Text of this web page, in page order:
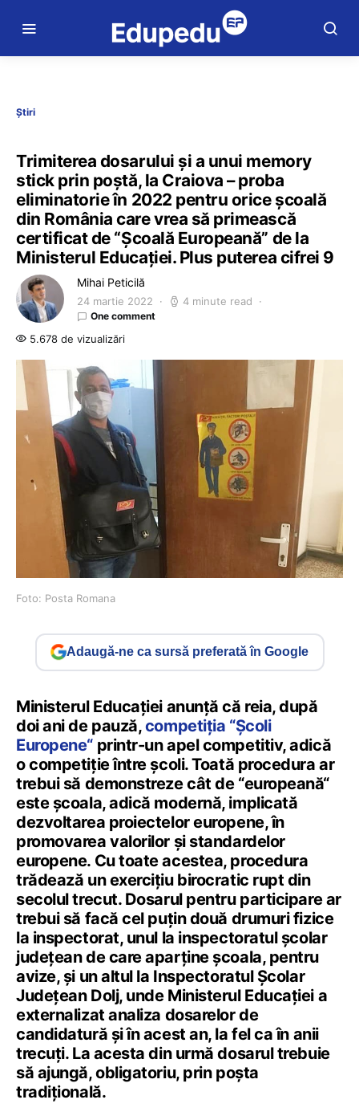
Știri
Trimiterea dosarului și a unui memory
stick prin poștă, la Craiova – proba
eliminatorie în 2022 pentru orice școală
din România care vrea să primească
certificat de “Școală Europeană” de la
Ministerul Educației. Plus puterea cifrei 9
Mihai Peticilă
24 martie 2022 4 minute read
One comment
5.678 de vizualizări
Foto: Posta Romana
Adaugă-ne ca sursă preferată în Google
Ministerul Educației anunță că reia, după
doi ani de pauză,competiția “Școli
Europene“printr-un apel competitiv, adică
o competiție între școli. Toată procedura ar
trebui să demonstreze cât de “europeană“
este școala, adică modernă, implicată
dezvoltarea proiectelor europene, în
promovarea valorilor și standardelor
europene. Cu toate acestea, procedura
trădează un exercițiu birocratic rupt din
secolul trecut. Dosarul pentru participare ar
trebui să facă cel puțin două drumuri fizice
la inspectorat, unul la inspectoratul școlar
județean de care aparține școala, pentru
avize, și un altul la Inspectoratul Școlar
Județean Dolj, unde Ministerul Educației a
externalizat analiza dosarelor de
candidatură și în acest an, la fel ca în anii
trecuți. La acesta din urmă dosarul trebuie
să ajungă, obligatoriu, prin poșta
tradițională.